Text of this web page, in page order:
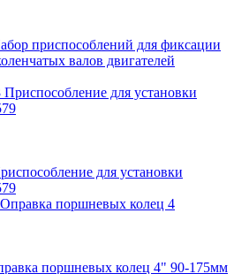
приспособлений для фиксации
валов двигателей
для установки
поршневых колец 4" 90-175мм